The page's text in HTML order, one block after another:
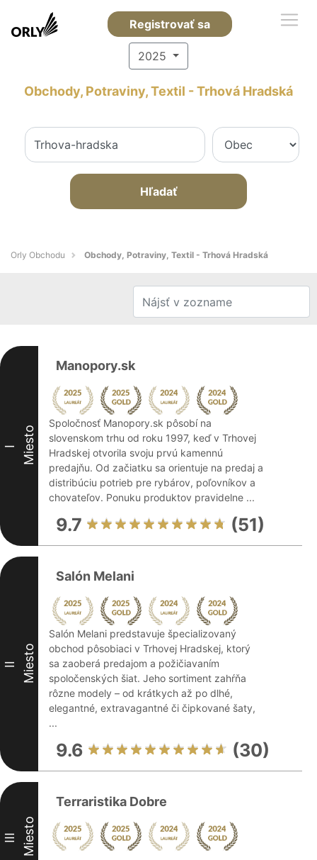
Registrovať sa
2025
Obchody, Potraviny, Textil - Trhová Hradská
Hľadať
Orly Obchodu Obchody, Potraviny, Textil - Trhová Hradská
I Miesto
Manopory.sk
Spoločnosť Manopory.sk pôsobí na
slovenskom trhu od roku 1997, keď v Trhovej
Hradskej otvorila svoju prvú kamennú
predajňu. Od začiatku sa orientuje na predaj a
distribúciu potrieb pre rybárov, poľovníkov a
chovateľov. Ponuku produktov pravidelne ...
9.7 (51)
II Miesto
Salón Melani
Salón Melani predstavuje špecializovaný
obchod pôsobiaci v Trhovej Hradskej, ktorý
sa zaoberá predajom a požičiavaním
spoločenských šiat. Jeho sortiment zahŕňa
rôzne modely – od krátkych až po dlhé,
elegantné, extravagantné či čipkované šaty,
...
9.6 (30)
III Miesto
Terraristika Dobre